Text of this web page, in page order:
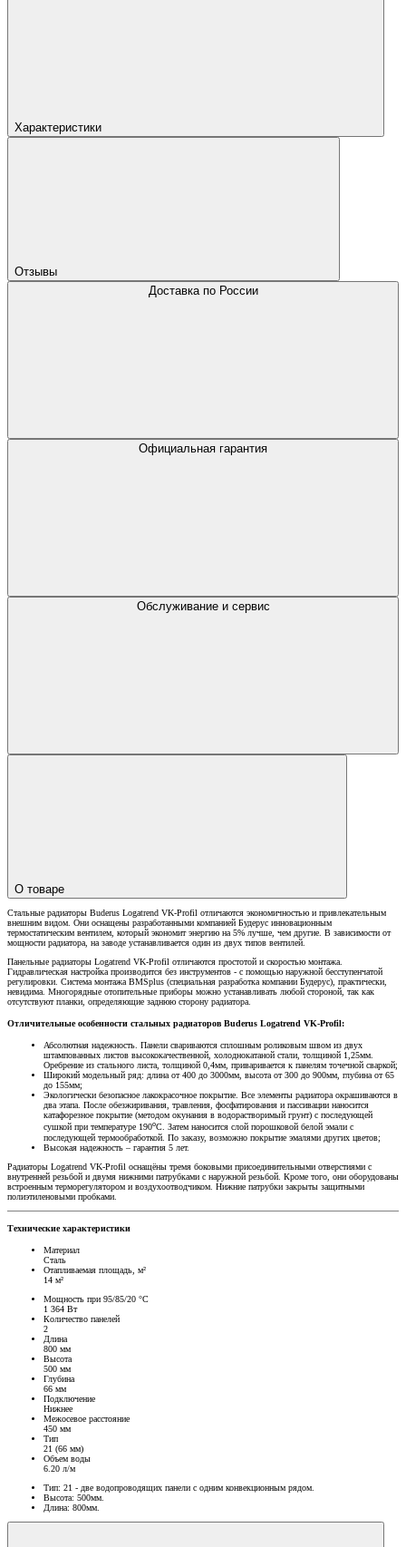
Характеристики
Отзывы
Доставка по России
Официальная гарантия
Обслуживание и сервис
О товаре
Стальные радиаторы Buderus Logatrend VK-Profil отличаются экономичностью и привлекательным
внешним видом. Они оснащены разработанными компанией Будерус инновационным
термостатическим вентилем, который экономит энергию на 5% лучше, чем другие. В зависимости от
мощности радиатора, на заводе устанавливается один из двух типов вентилей.
Панельные радиаторы Logatrend VK-Profil отличаются простотой и скоростью монтажа.
Гидравлическая настройка производится без инструментов - с помощью наружной бесступенчатой
регулировки. Система монтажа BMSplus (специальная разработка компании Будерус), практически,
невидима. Многорядные отопительные приборы можно устанавливать любой стороной, так как
отсутствуют планки, определяющие заднюю сторону радиатора.
Отличительные особенности стальных радиаторов Buderus Logatrend VK-Profil:
Абсолютная надежность. Панели свариваются сплошным роликовым швом из двух
штампованных листов высококачественной, холоднокатаной стали, толщиной 1,25мм.
Оребрение из стального листа, толщиной 0,4мм, приваривается к панелям точечной сваркой;
Широкий модельный ряд: длина от 400 до 3000мм, высота от 300 до 900мм, глубина от 65
до 155мм;
Экологически безопасное лакокрасочное покрытие. Все элементы радиатора окрашиваются в
два этапа. После обезжиривания, травления, фосфатирования и пассивации наносится
катафорезное покрытие (методом окунания в водорастворимый грунт) с последующей
сушкой при температуре 190оС. Затем наносится слой порошковой белой эмали с
последующей термообработкой. По заказу, возможно покрытие эмалями других цветов;
Высокая надежность – гарантия 5 лет.
Радиаторы Logatrend VK-Profil оснащёны тремя боковыми присоединительными отверстиями с
внутренней резьбой и двумя нижними патрубками с наружной резьбой. Кроме того, они оборудованы
встроенным терморегулятором и воздухоотводчиком. Нижние патрубки закрыты защитными
полиэтиленовыми пробками.
Технические характеристики
Материал
Сталь
Отапливаемая площадь, м²
14 м²
Мощность при 95/85/20 °C
1 364 Вт
Количество панелей
2
Длина
800 мм
Высота
500 мм
Глубина
66 мм
Подключение
Нижнее
Межосевое расстояние
450 мм
Тип
21 (66 мм)
Объем воды
6.20 л/м
Тип: 21 - две водопроводящих панели с одним конвекционным рядом.
Высота: 500мм.
Длина: 800мм.